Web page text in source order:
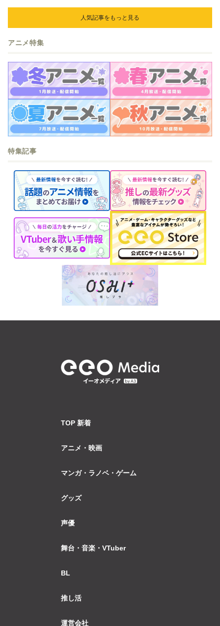
人気記事をもっと見る
アニメ特集
特集記事
TOP 新着
アニメ・映画
マンガ・ラノベ・ゲーム
グッズ
声優
舞台・音楽・VTuber
BL
推し活
運営会社